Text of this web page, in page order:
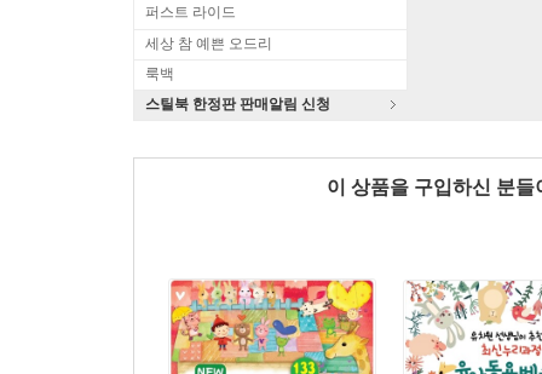
퍼스트 라이드
세상 참 예쁜 오드리
룩백
스틸북 한정판 판매알림 신청
이 상품을 구입하신 분